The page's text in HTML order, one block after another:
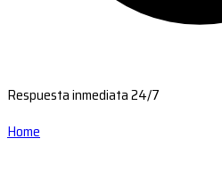
Respuesta inmediata 24/7
Home